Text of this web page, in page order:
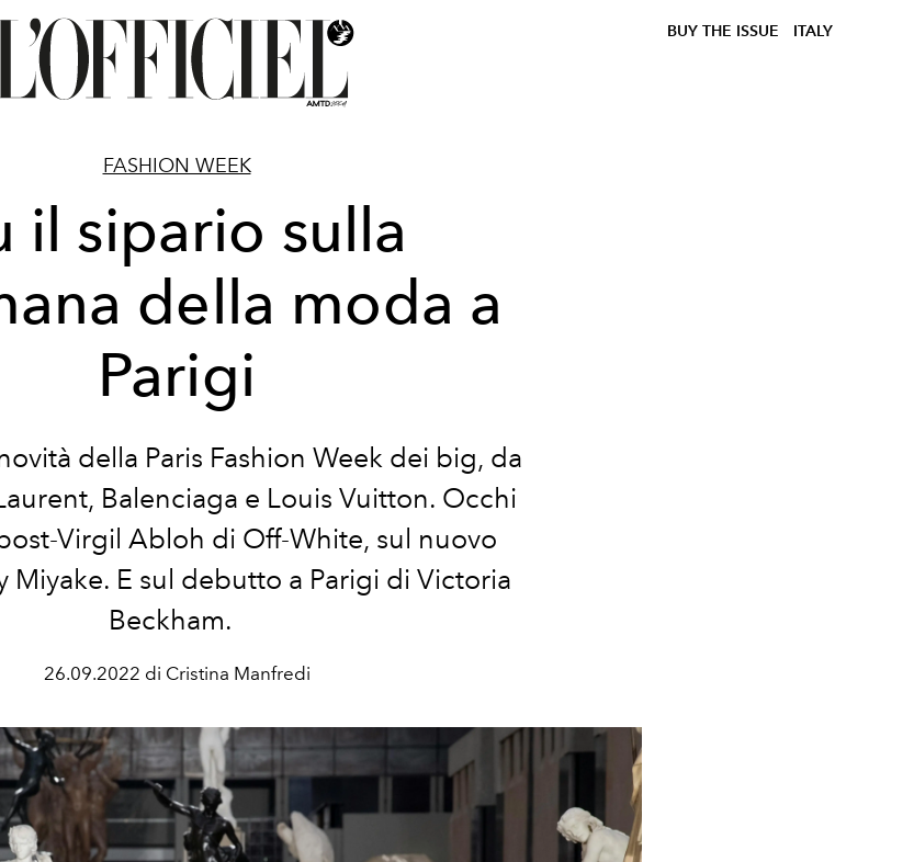
BUY THE ISSUE ITALY
FASHION WEEK
il sipario sulla
della moda a
Parigi
della Paris Fashion Week dei big, da
Balenciaga e Louis Vuitton. Occhi
Virgil Abloh di Off-White, sul nuovo
Miyake. E sul debutto a Parigi di Victoria
Beckham.
26.09.2022 di Cristina Manfredi